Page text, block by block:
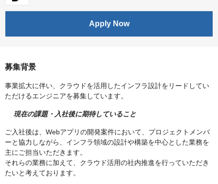
Apply Now
募集背景
事業拡大に伴い、クラウドを活用したインフラ設計をリードしてい
ただけるエンジニアを募集しています。
現在の課題・入社後に期待していること
ご入社後は、Webアプリの開発案件において、プロジェクトメンバ
ーと協力しながら、インフラ領域の設計や構築を中心とした業務を
主にご担当いただきます。
それらの業務に加えて、クラウド活用の社内推進を行っていただき
たいと考えております。